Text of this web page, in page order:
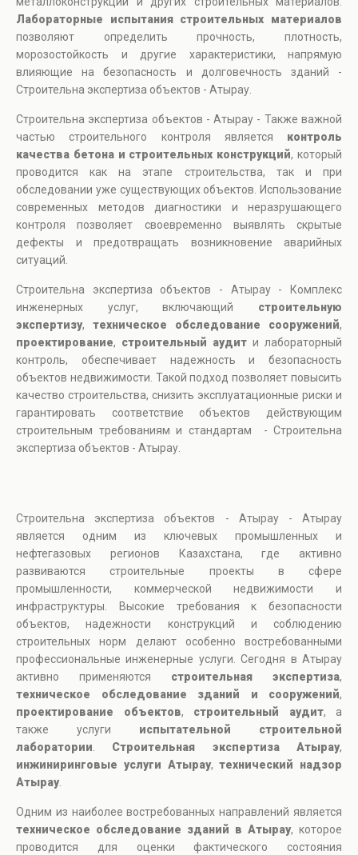
Лабораторные испытания строительных материалов
позволяют определить прочность, плотность,
морозостойкость и другие характеристики, напрямую
влияющие на безопасность и долговечность зданий -
Строительна экспертиза объектов - Атырау.
Строительна экспертиза объектов - Атырау - Также важной
частью строительного контроля является контроль
качества бетона и строительных конструкций, который
проводится как на этапе строительства, так и при
обследовании уже существующих объектов. Использование
современных методов диагностики и неразрушающего
контроля позволяет своевременно выявлять скрытые
дефекты и предотвращать возникновение аварийных
ситуаций.
Строительна экспертиза объектов - Атырау - Комплекс
инженерных услуг, включающий строительную
экспертизу, техническое обследование сооружений,
проектирование, строительный аудит и лабораторный
контроль, обеспечивает надежность и безопасность
объектов недвижимости. Такой подход позволяет повысить
качество строительства, снизить эксплуатационные риски и
гарантировать соответствие объектов действующим
строительным требованиям и стандартам - Строительна
экспертиза объектов - Атырау.
Строительна экспертиза объектов - Атырау - Атырау
является одним из ключевых промышленных и
нефтегазовых регионов Казахстана, где активно
развиваются строительные проекты в сфере
промышленности, коммерческой недвижимости и
инфраструктуры. Высокие требования к безопасности
объектов, надежности конструкций и соблюдению
строительных норм делают особенно востребованными
профессиональные инженерные услуги. Сегодня в Атырау
активно применяются строительная экспертиза,
техническое обследование зданий и сооружений,
проектирование объектов, строительный аудит, а
также услуги испытательной строительной
лаборатории
Строительная экспертиза Атырау,
инжиниринговые услуги Атырау,технический надзор
Атырау.
Одним из наиболее востребованных направлений является
техническое обследование зданий в Атырау, которое
проводится для оценки фактического состояния